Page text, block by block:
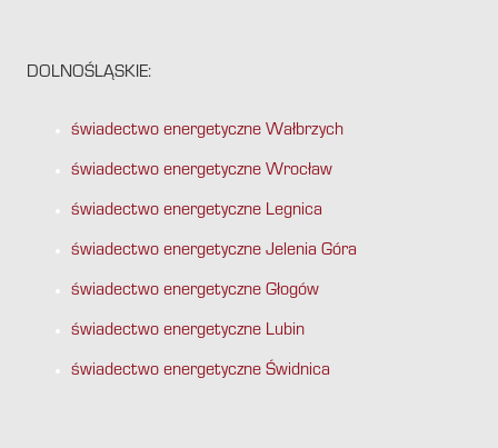
DOLNOŚLĄSKIE:
świadectwo energetyczne Wałbrzych
świadectwo energetyczne Wrocław
świadectwo energetyczne Legnica
świadectwo energetyczne Jelenia Góra
świadectwo energetyczne Głogów
świadectwo energetyczne Lubin
świadectwo energetyczne Świdnica